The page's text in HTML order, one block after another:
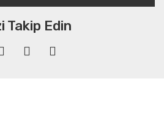
Takip Edin